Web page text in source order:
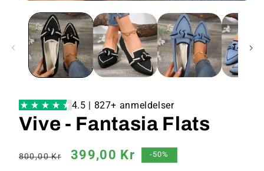
4.5 | 827+ anmeldelser
Vive - Fantasia Flats
Vanlig
800,00 Kr Salgspris
399,00 Kr -50%